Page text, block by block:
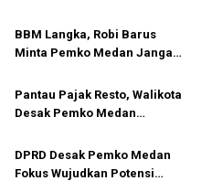
Hingga Industri Kreatif
BBM Langka, Robi Barus
Minta Pemko Medan Jangan
Pantau Pajak Resto, Walikota
Desak Pemko Medan
DPRD Desak Pemko Medan
Fokus Wujudkan Potensi